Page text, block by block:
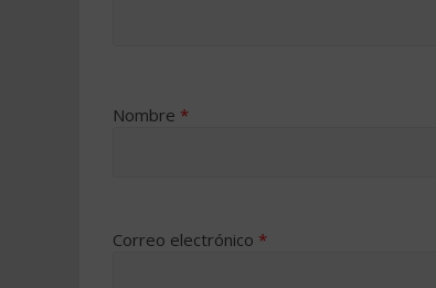
Nombre *
Correo electrónico *